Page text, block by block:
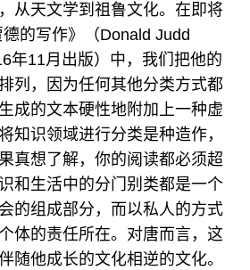
从天文学到祖鲁文化。在即将
的写作》（Donald Judd
年11月出版）中，我们把他的
列，因为任何其他分类方式都
成的文本硬性地附加上一种虚
知识领域进行分类是种造作，
真想了解，你的阅读都必须超
和生活中的分门别类都是一个
的组成部分，而以私人的方式
体的责任所在。对唐而言，这
随他成长的文化相逆的文化。